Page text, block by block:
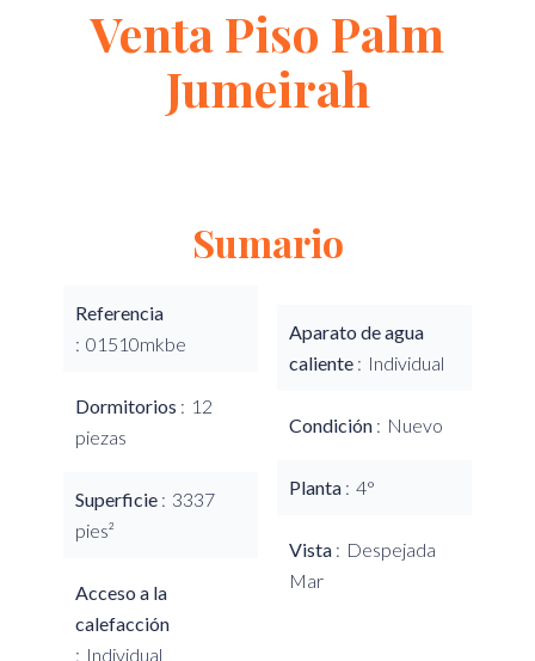
Venta Piso Palm
Jumeirah
Sumario
Referencia
01510mkbe
Dormitorios
12
piezas
Superficie
3337
pies²
Acceso a la
calefacción
Individual
Aparato de agua
caliente
Individual
Condición Nuevo
Planta 4°
Vista
Despejada
Mar